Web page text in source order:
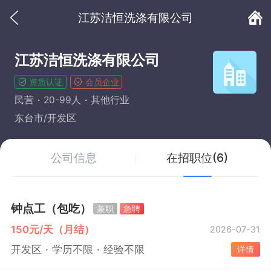
江苏洁恒洗涤有限公司
江苏洁恒洗涤有限公司
资质认证 会员企业
民营 20-99人
其他行业
东台市/开发区
公司信息 在招职位(6)
钟点工（包吃） 兼职 急聘
150元/天（月结） 2026-07-31
开发区 学历不限 经验不限 详情